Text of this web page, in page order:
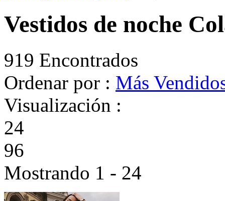
Vestidos de noche
919 Encontrados
Ordenar por : Más
Visualización :
24
96
Mostrando 1 - 24